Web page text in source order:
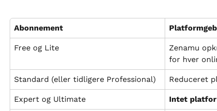
Abonnement
Free og Lite
Zenamu
for hver
Standard (eller tidligere Professional) Reduceret
Expert og Ultimate Intet